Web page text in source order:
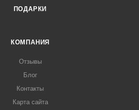
ПОДАРКИ
КОМПАНИЯ
Отзывы
Блог
Контакты
Карта сайта